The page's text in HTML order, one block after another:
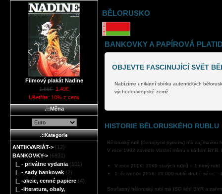
Filmový plakát Nadine
1.66€ 1.49€
Ušetříte: 10% z ceny
.::Měna
.::Kategorie
ANTIKVARIÁT-> (12)
BANKOVKY-> (6931)
|_ - privátne vydania (101)
|_ - sady bankovek (2)
|_ -akcie, cenné papiere (4)
|_ -literatura, obaly,
BĚLORUSKO
BANKOVKY A PAPÍROVÁ
OBJEVTE FASCINUJÍCÍ SVĚT
Nabízíme unikátní sbírku autentických
východoevropské země.
HISTORIE BĚLORUSKÉHO RUBLU
Běloruský rubl (беларускі рубель) má
V roce 1992 zavedlo vlastní měnu s kódem
V roce 2000: 1000 starých rublů = 1 nový rubl
1. července 2016: 10 000 rublů druhé série =
Současný běloruský rubl má ISO kód BYR a